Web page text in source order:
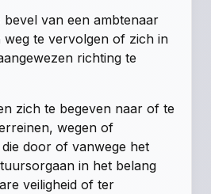
van een ambtenaar
weg te vervolgen of zich in
richting te
zich te begeven naar of te
wegen of
door of vanwege het
in het belang
veiligheid of ter